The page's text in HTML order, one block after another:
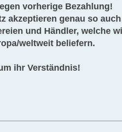
vorherige Bezahlung!
akzeptieren genau so
und Händler, welche
weltweit beliefern.
ihr Verständnis!